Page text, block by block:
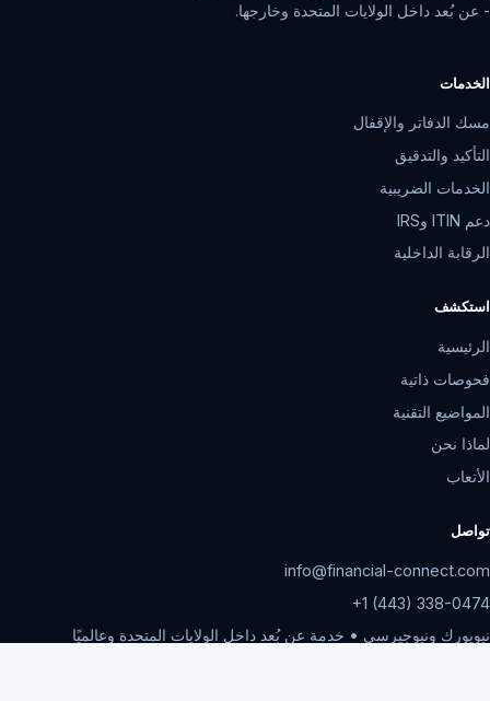
- عن بُعد داخل الولايات المتحدة وخارجها.
الخدمات
مسك الدفاتر والإقفال
التأكيد والتدقيق
الخدمات الضريبية
دعم ITIN وIRS
الرقابة الداخلية
استكشف
الرئيسية
فحوصات ذاتية
المواضيع التقنية
لماذا نحن
الأتعاب
تواصل
info@financial-connect.com
+1 (443) 338-0474
نيويورك ونيوجيرسي • خدمة عن بُعد داخل الولايات المتحدة وعالميًا